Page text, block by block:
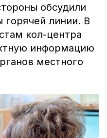
обсудили
линии. В
кол-центра
информацию
местного